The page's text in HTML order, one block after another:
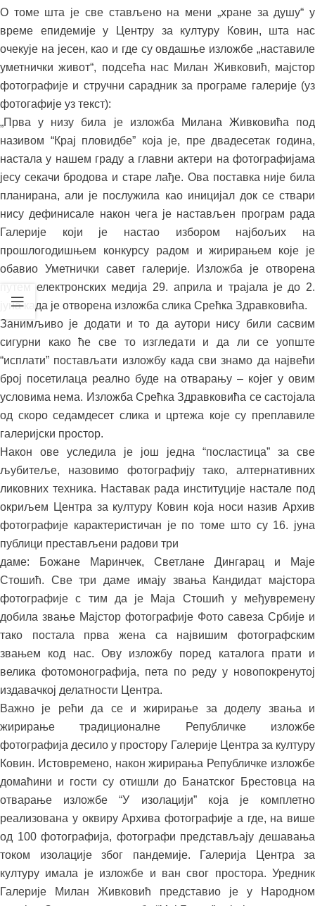
О томе шта је све стављено на мени „хране за душу“ у
време епидемије у Центру за културу Ковин, шта нас
очекује на јесен, као и где су овдашње изложбе „наставиле
уметнички живот“, подсећа нас Милан Живковић, мајстор
фотографије и стручни сарадник за програме галерије (уз
фотогафије уз текст):
„Прва у низу била је изложба Милана Живковића под
називом “Крај пловидбе” која је, пре двадесетак година,
настала у нашем граду а главни актери на фотографијама
јесу секачи бродова и старе лађе. Ова поставка није била
планирана, али је послужила као иницијал док се ствари
нису дефинисале након чега је настављен програм рада
Галерије који је настао избором најбољих на
прошлогодишњем конкурсу радом и жирирањем које је
обавио Уметнички савет галерије. Изложба је отворена
путем електронских медија 29. априла и трајала је до 2.
јуна када је отворена изложба слика Срећка Здравковића.
Занимљиво је додати и то да аутори нису били сасвим
сигурни како ће све то изгледати и да ли се уопште
“исплати” постављати изложбу када сви знамо да највећи
број посетилаца реално буде на отварању – којег у овим
условима нема. Изложба Срећка Здравковића се састојала
од скоро седамдесет слика и цртежа које су преплавиле
галеријски простор.
Након ове уследила је још једна “посластица” за све
љубитеље, назовимо фотографију тако, алтернативних
ликовних техника. Наставак рада институције настале под
окриљем Центра за културу Ковин која носи назив Архив
фотографије карактеристичан је по томе што су 16. јуна
публици престављени радови три
даме: Божане Маринчек, Светлане Дингарац и Маје
Стошић. Све три даме имају звања Кандидат мајстора
фотографије с тим да је Маја Стошић у међувремену
добила звање Мајстор фотографије Фото савеза Србије и
тако постала прва жена са највишим фотографским
звањем код нас. Ову изложбу поред каталога прати и
велика фотомонографија, пета по реду у новопокренутој
издавачкој делатности Центра.
Важно је рећи да се и жирирање за доделу звања и
жирирање традиционалне Републичке изложбе
фотографија десило у простору Галерије Центра за културу
Ковин. Истовремено, након жирирања Републичке изложбе
домаћини и гости су отишли до Банатског Брестовца на
отварање изложбе “У изолацији” која је комплетно
реализована у оквиру Архива фотографије а где, на више
од 100 фотографија, фотографи представљају дешавања
током изолације због пандемије. Галерија Центра за
културу имала је изложбе и ван свог простора. Уредник
Галерије Милан Живковић представио је у Народном